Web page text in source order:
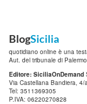
BlogSicilia
quotidiano online è una
Aut. del tribunale di
Editore: SiciliaOnDemand
Via Castellana Bandiera, 4/
Tel: 3511369305
P.IVA: 06220270828